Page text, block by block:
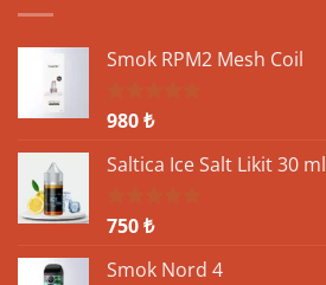
Cevap
Smok RPM2 Mesh Coil
5 üzerinden
aldı
980₺
Saltica Ice Salt Likit 30 ml
5 üzerinden
aldı
750₺
Smok Nord 4